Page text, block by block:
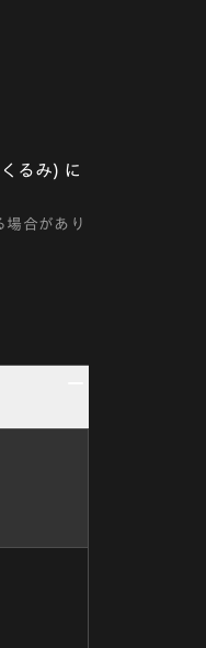
るみ) に
場合があり